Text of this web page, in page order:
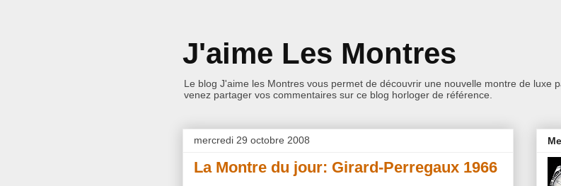
J'aime Les Montres
Le blog J'aime les Montres vous permet de découvrir une nouvelle montre de luxe
venez partager vos commentaires sur ce blog horloger de référence.
mercredi 29 octobre 2008
La Montre du jour: Girard-Perregaux 1966